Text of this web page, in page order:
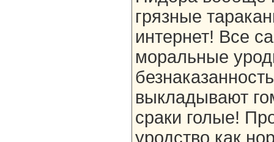
грязные
интернет! Все
моральные
выкладывают
сраки голые!
уродство как